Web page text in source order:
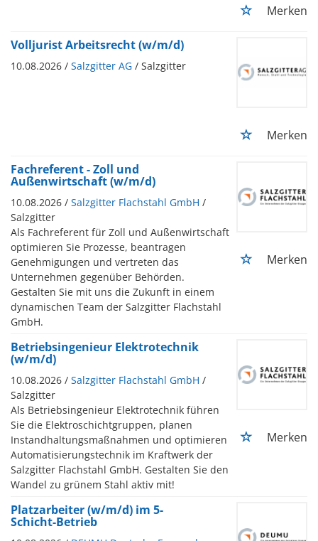
Merken
Volljurist Arbeitsrecht (w/m/d)
10.08.2026 / Salzgitter AG / Salzgitter
Merken
Fachreferent - Zoll und
Außenwirtschaft (w/m/d)
10.08.2026 / Salzgitter Flachstahl GmbH /
Salzgitter
Als Fachreferent für Zoll und Außenwirtschaft
optimieren Sie Prozesse, beantragen
Genehmigungen und vertreten das
Unternehmen gegenüber Behörden.
Gestalten Sie mit uns die Zukunft in einem
dynamischen Team der Salzgitter Flachstahl
GmbH.
Merken
Betriebsingenieur Elektrotechnik
(w/m/d)
10.08.2026 / Salzgitter Flachstahl GmbH /
Salzgitter
Als Betriebsingenieur Elektrotechnik führen
Sie die Elektroschichtgruppen, planen
Instandhaltungsmaßnahmen und optimieren
Automatisierungstechnik im Kraftwerk der
Salzgitter Flachstahl GmbH. Gestalten Sie den
Wandel zu grünem Stahl aktiv mit!
Merken
Platzarbeiter (w/m/d) im 5-
Schicht-Betrieb